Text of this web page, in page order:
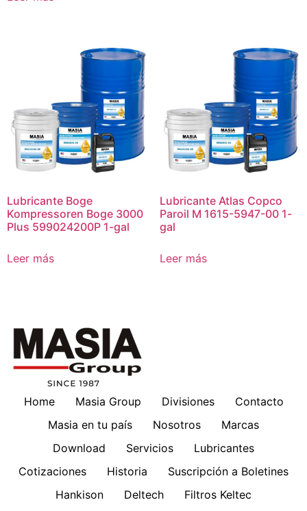
Lubricante Boge
Kompressoren Boge 3000
Plus 599024200P 1-gal
Leer más
Lubricante Atlas Copco
Paroil M 1615-5947-00 1-
gal
Leer más
Home Masia Group Divisiones
Contacto
Masia en tu país
Nosotros
Marcas
Download
Servicios
Lubricantes
Cotizaciones
Historia
Suscripción a Boletines
Hankison
Deltech
Filtros Keltec